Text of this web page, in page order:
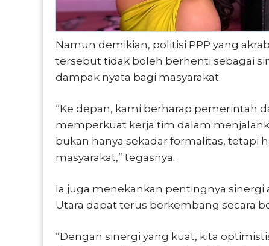
Namun demikian, politisi PPP yang
tersebut tidak boleh berhenti sebagai
dampak nyata bagi masyarakat.
“Ke depan, kami berharap pemerintah
memperkuat kerja tim dalam
bukan hanya sekadar formalitas, tetapi
masyarakat,” tegasnya.
Ia juga menekankan pentingnya
Utara dapat terus berkembang secara
“Dengan sinergi yang kuat, kita